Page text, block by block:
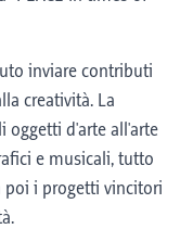
inviare contributi
creatività. La
oggetti d'arte all'arte
e musicali, tutto
poi i progetti vincitori